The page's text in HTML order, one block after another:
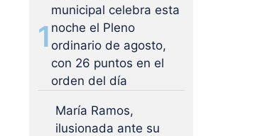
1
municipal celebra esta
noche el Pleno
ordinario de agosto,
con 26 puntos en el
orden del día
María Ramos,
ilusionada ante su